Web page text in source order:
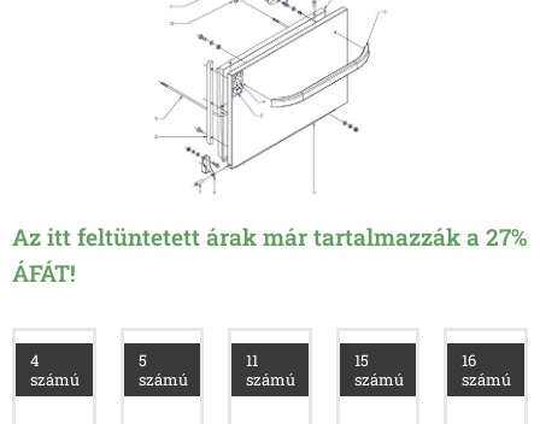
Az itt feltüntetett árak már tartalmazzák a 27%
ÁFÁT!
4
számú
5
számú
11
számú
15
számú
16
számú